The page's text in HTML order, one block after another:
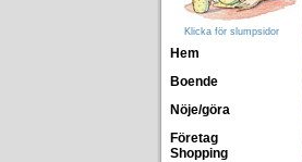
Klicka för slumpsidor
Hem
Boende
Nöje/göra
Företag
Shopping